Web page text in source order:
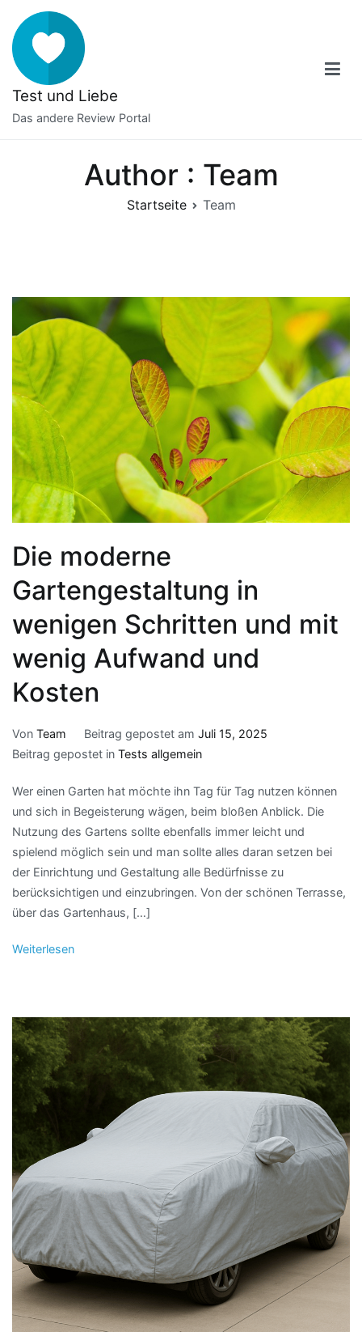
Inhalt
springen
Test und Liebe
Das andere Review Portal
Author : Team
Startseite Team
Die moderne
Gartengestaltung in
wenigen Schritten und mit
wenig Aufwand und
Kosten
Von Team Beitrag gepostet am Juli 15, 2025
Beitrag gepostet in Tests allgemein
Wer einen Garten hat möchte ihn Tag für Tag nutzen können
und sich in Begeisterung wägen, beim bloßen Anblick. Die
Nutzung des Gartens sollte ebenfalls immer leicht und
spielend möglich sein und man sollte alles daran setzen bei
der Einrichtung und Gestaltung alle Bedürfnisse zu
berücksichtigen und einzubringen. Von der schönen Terrasse,
über das Gartenhaus, […]
Weiterlesen